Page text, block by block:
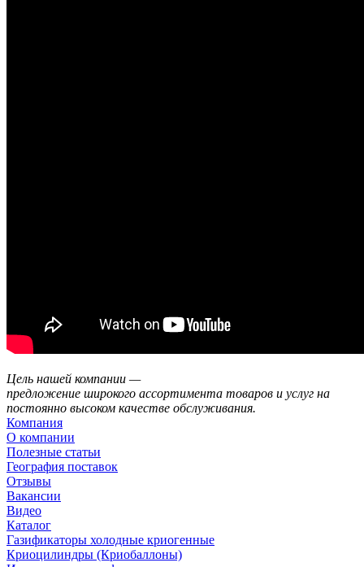
Цель нашей компании —
предложение широкого ассортимента товаров и услуг на
постоянно высоком качестве обслуживания.
Компания
О компании
Полезные статьи
География поставок
Отзывы
Вакансии
Видео
Каталог
Газификаторы холодные криогенные
Криоцилиндры (Криобаллоны)